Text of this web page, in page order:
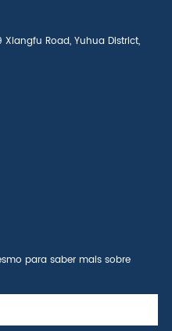
Road, Yuhua District,
para saber mais sobre